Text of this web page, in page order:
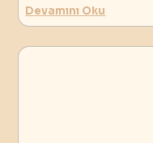
Devamını Oku